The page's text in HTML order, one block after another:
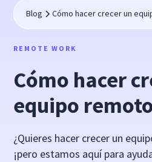
Blog Cómo hacer crecer un
REMOTE WORK
Cómo hacer
equipo
¿Quieres hacer crecer un
¡pero estamos aquí para